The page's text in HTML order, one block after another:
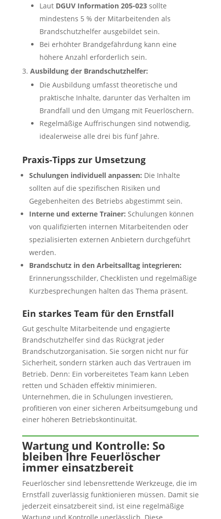
Laut DGUV Information 205-023sollte
mindestens 5 % der Mitarbeitenden als
Brandschutzhelfer ausgebildet sein.
Bei erhöhter Brandgefährdung kann eine
höhere Anzahl erforderlich sein.
Ausbildung der Brandschutzhelfer:
Die Ausbildung umfasst theoretische und
praktische Inhalte, darunter das Verhalten im
Brandfall und den Umgang mit Feuerlöschern.
Regelmäßige Auffrischungen sind notwendig,
idealerweise alle drei bis fünf Jahre.
Praxis-Tipps zur Umsetzung
Schulungen individuell anpassen: Die Inhalte
sollten auf die spezifischen Risiken und
Gegebenheiten des Betriebs abgestimmt sein.
Interne und externe Trainer: Schulungen können
von qualifizierten internen Mitarbeitenden oder
spezialisierten externen Anbietern durchgeführt
werden.
Brandschutz in den Arbeitsalltag integrieren:
Erinnerungsschilder, Checklisten und regelmäßige
Kurzbesprechungen halten das Thema präsent.
Ein starkes Team für den Ernstfall
Gut geschulte Mitarbeitende und engagierte
Brandschutzhelfer sind das Rückgrat jeder
Brandschutzorganisation. Sie sorgen nicht nur für
Sicherheit, sondern stärken auch das Vertrauen im
Betrieb. Denn: Ein vorbereitetes Team kann Leben
retten und Schäden effektiv minimieren.
Unternehmen, die in Schulungen investieren,
profitieren von einer sicheren Arbeitsumgebung und
einer höheren Betriebskontinuität.
Wartung und Kontrolle: So
bleiben Ihre Feuerlöscher
immer einsatzbereit
Feuerlöscher sind lebensrettende Werkzeuge, die im
Ernstfall zuverlässig funktionieren müssen. Damit sie
jederzeit einsatzbereit sind, ist eine regelmäßige